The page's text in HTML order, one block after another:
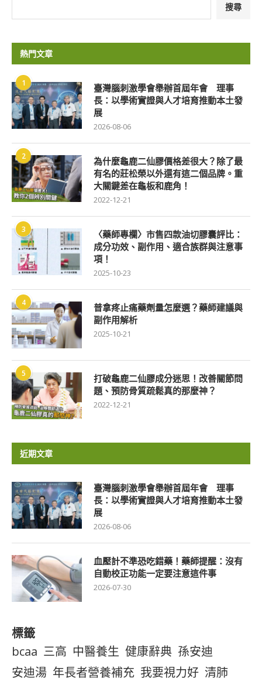
搜尋
熱門文章
1
臺灣腦刺激學會舉辦首屆年會 理事
長：以學術實證與人才培育推動本土發
展
2026-08-06
2
為什麼龜鹿二仙膠價格差很大？除了最
有名的莊松榮以外還有這二個品牌。重
大關鍵差在龜板和鹿角！
2022-12-21
3
〈藥師專欄〉市售四款油切膠囊評比：
成分功效、副作用、適合族群與注意事
項！
2025-10-23
4
普拿疼止痛藥劑量怎麼選？藥師建議與
副作用解析
2025-10-21
5
打破龜鹿二仙膠成分迷思！改善關節問
題、預防骨質疏鬆真的那麼神？
2022-12-21
近期文章
臺灣腦刺激學會舉辦首屆年會 理事
長：以學術實證與人才培育推動本土發
展
2026-08-06
血壓計不準恐吃錯藥！藥師提醒：沒有
自動校正功能一定要注意這件事
2026-07-30
標籤
bcaa 三高 中醫養生 健康辭典 孫安迪
安迪湯 年長者營養補充 我要視力好 清肺